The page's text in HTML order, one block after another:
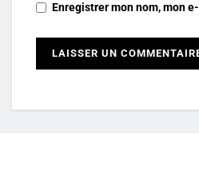
Enregistrer mon nom, mon